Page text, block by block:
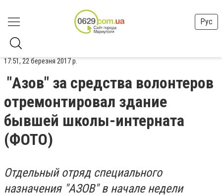
Рус
17:51, 22 березня 2017 р.
"Азов" за средства волонтеров
отремонтировал здание
бывшей школы-интерната
(ФОТО)
Отдельный отряд специального
назначения "АЗОВ"в начале недели